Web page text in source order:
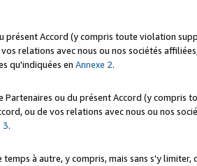
Accord (y compris toute violation
relations avec nous ou nos sociétés
qu'indiquées en Annexe 2.
ou du présent Accord (y compris
ou de vos relations avec nous ou nos
3.
à autre, y compris, mais sans s'y limiter,